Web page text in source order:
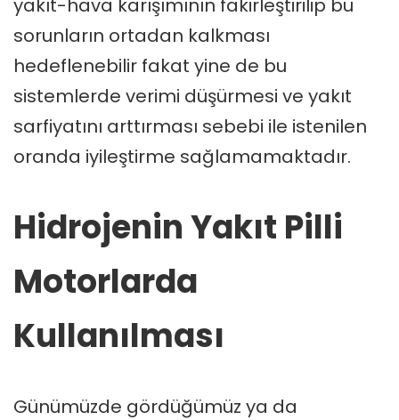
yakıt-hava karışımının fakirleştirilip bu
sorunların ortadan kalkması
hedeflenebilir fakat yine de bu
sistemlerde verimi düşürmesi ve yakıt
sarfiyatını arttırması sebebi ile istenilen
oranda iyileştirme sağlamamaktadır.
Hidrojenin Yakıt Pilli
Motorlarda
Kullanılması
Günümüzde gördüğümüz ya da